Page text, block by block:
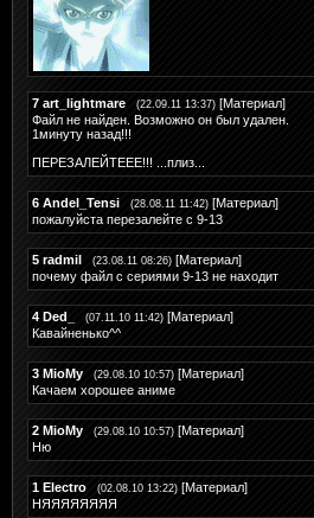
7 art_lightmare (22.09.11 13:37) [Материал]
Файл не найден. Возможно он был удален.
1минуту назад!!!
ПЕРЕЗАЛЕЙТЕЕЕ!!! ...плиз...
6 Andel_Tensi (28.08.11 11:42) [Материал]
пожалуйста перезалейте с 9-13
5 radmil (23.08.11 08:26) [Материал]
почему файл с сериями 9-13 не находит
4 Ded_ (07.11.10 11:42) [Материал]
Кавайненько^^
3 MioMy (29.08.10 10:57) [Материал]
Качаем хорошее аниме
2 MioMy (29.08.10 10:57) [Материал]
Ню
1 Electro (02.08.10 13:22) [Материал]
НЯЯЯЯЯЯЯЯ